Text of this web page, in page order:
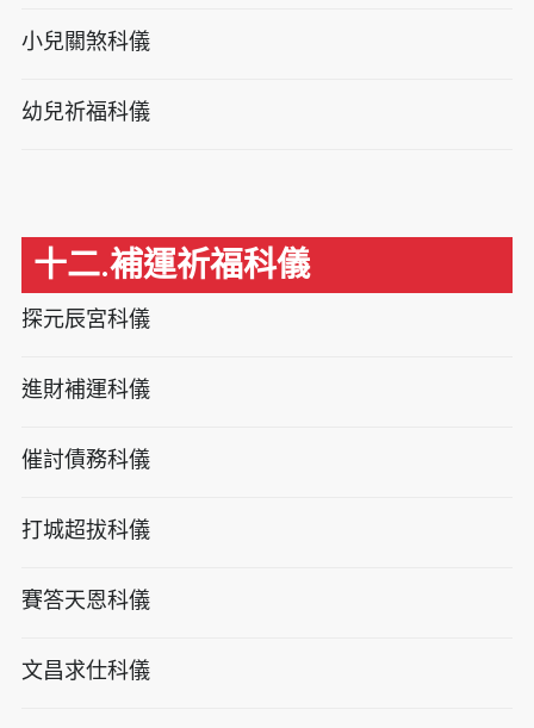
小兒關煞科儀
幼兒祈福科儀
十二.補運祈福科儀
探元辰宮科儀
進財補運科儀
催討債務科儀
打城超拔科儀
賽答天恩科儀
文昌求仕科儀